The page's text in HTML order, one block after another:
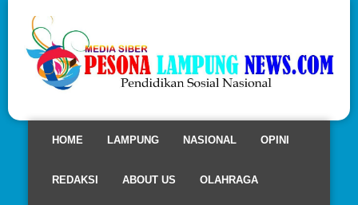
HOME LAMPUNG NASIONAL OPINI
REDAKSI ABOUT US OLAHRAGA